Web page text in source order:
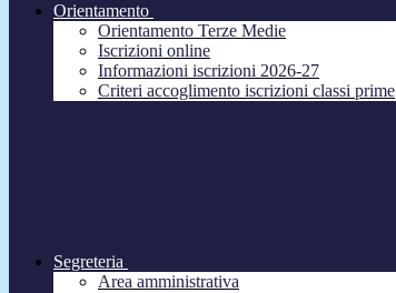
Orientamento
Orientamento Terze Medie
Iscrizioni online
Informazioni iscrizioni 2026-27
Criteri accoglimento iscrizioni classi prime
Segreteria
Area amministrativa